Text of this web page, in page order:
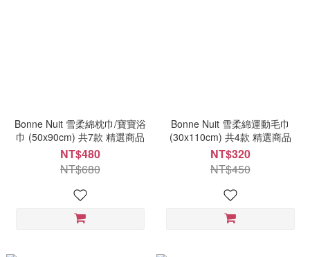
Bonne Nuit 雪柔綿枕巾/寶寶浴
巾 (50x90cm) 共7款 精選商品
NT$480
NT$680
Bonne Nuit 雪柔綿運動毛巾
(30x110cm) 共4款 精選商品
NT$320
NT$450